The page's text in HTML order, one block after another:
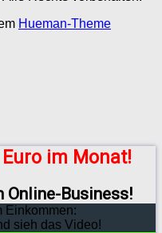
Hueman-Theme
im Monat!
Business!
Einkommen:
sieh das Video!